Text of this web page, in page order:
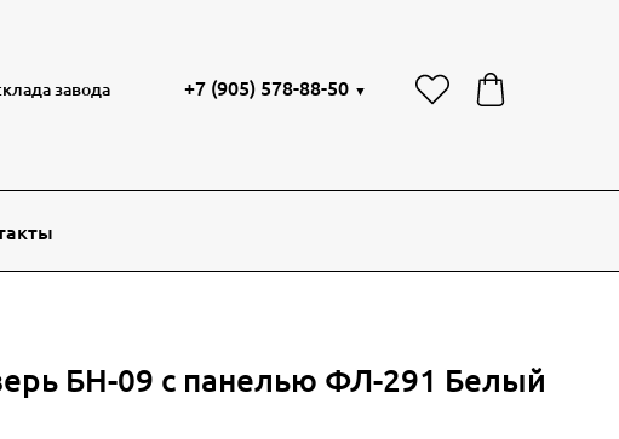
завода +7 (905) 578-88-50 ▼
БН-09 с панелью ФЛ-291 Белый